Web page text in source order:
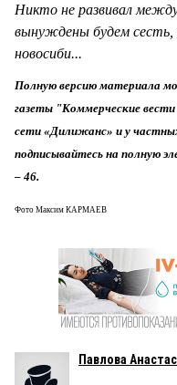
Никто не развивал
вынуждены будем сесть,
новосиби...
Полную версию материала
газеты "Коммерческие
сети «Дилижанс» и у
подписывайтесь на полную
– 46.
Фото Максим КАРМАЕВ
Павлова